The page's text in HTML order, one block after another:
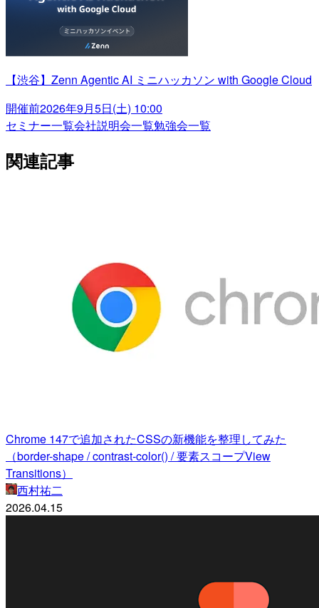
【渋谷】Zenn Agentic AI ミニハッカソン with Google Cloud
開催前2026年9月5日(土) 10:00
セミナー一覧会社説明会一覧勉強会一覧
関連記事
Chrome 147で追加されたCSSの新機能を整理してみた
（border-shape / contrast-color() / 要素スコープView
Transitions）
西村祐二
2026.04.15